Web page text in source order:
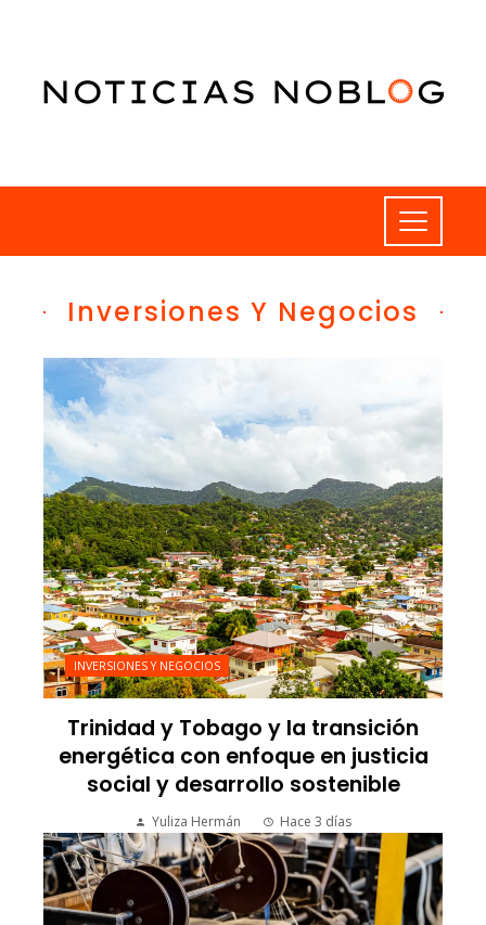
Inversiones Y Negocios
INVERSIONES Y NEGOCIOS
Trinidad y Tobago y la transición
energética con enfoque en justicia
social y desarrollo sostenible
Yuliza Hermán Hace 3 días